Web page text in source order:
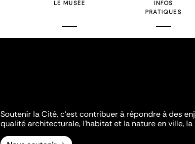
LE MUSÉE
INFOS
PRATIQUES
Soutenir la Cité, c'est contribuer à répondre à des
qualité architecturale, l'habitat et la nature en ville,